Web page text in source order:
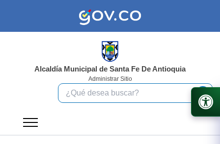
Alcaldía Municipal de Santa Fe De Antioquia
Administrar Sitio